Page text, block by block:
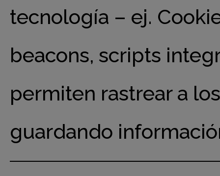
tecnología – ej.
beacons, scripts
permiten rastrear a
guardando